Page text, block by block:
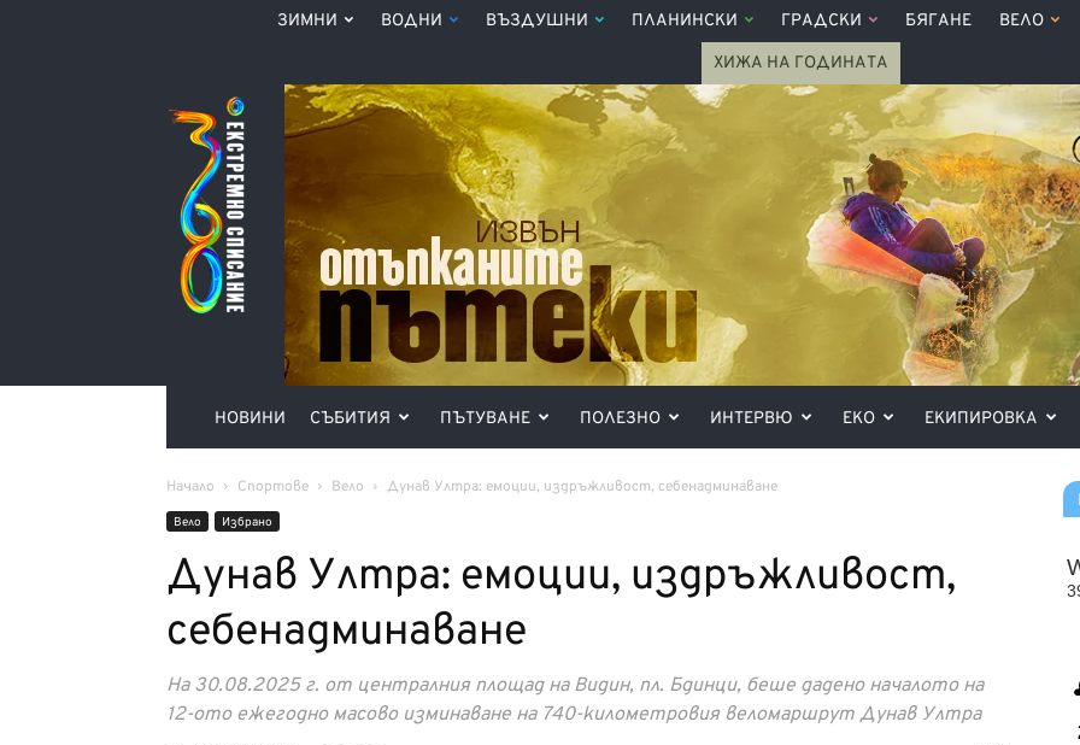
ЗИМНИ ВОДНИ ВЪЗДУШНИ ПЛАНИНСКИ ГРАДСКИ БЯГАНЕ ВЕЛО
ХИЖА НА ГОДИНАТА
Списание
360°
НОВИНИ СЪБИТИЯ ПЪТУВАНЕ ПОЛЕЗНО ИНТЕРВЮ ЕКО ЕКИПИРОВКА
Начало Спортове Вело Дунав Ултра: емоции, издръжливост, себенадминаване
Вело Избрано
Дунав Ултра: емоции, издръжливост,
себенадминаване
На 30.08.2025 г. от централния площад на Видин, пл. Бдинци, беше дадено началото на
12-ото ежегодно масово изминаване на 740-километровия веломаршрут Дунав Ултра